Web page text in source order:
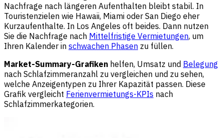
Nachfrage nach längeren Aufenthalten bleibt stabil. In
Touristenzielen wie Hawaii, Miami oder San Diego eher
Kurzaufenthalte. In Los Angeles oft beides. Dann nutzen
Sie die Nachfrage nach Mittelfristige Vermietungen, um
Ihren Kalender in schwachen Phasen zu füllen.
Market-Summary-Grafiken helfen, Umsatz und Belegung
nach Schlafzimmeranzahl zu vergleichen und zu sehen,
welche Anzeigentypen zu Ihrer Kapazität passen. Diese
Grafik vergleicht Ferienvermietungs-KPIs nach
Schlafzimmerkategorien.